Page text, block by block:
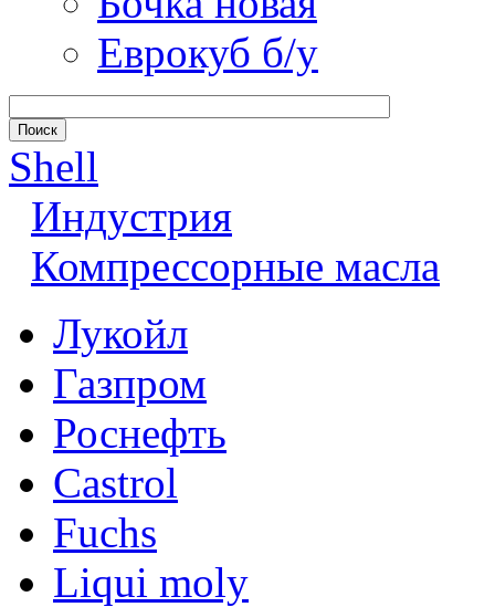
Еврокуб б/у
Shell
Индустрия
Компрессорные масла
Лукойл
Газпром
Роснефть
Castrol
Fuchs
Liqui moly